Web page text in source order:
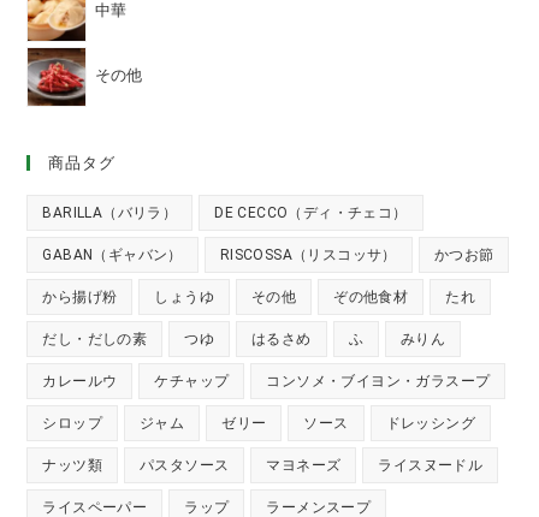
中華
その他
商品タグ
BARILLA（バリラ） DE CECCO（ディ・チェコ）
GABAN（ギャバン） RISCOSSA（リスコッサ） かつお節
から揚げ粉 しょうゆ その他 ぞの他食材 たれ
だし・だしの素 つゆ はるさめ ふ みりん
カレールウ ケチャップ コンソメ・ブイヨン・ガラスープ
シロップ ジャム ゼリー ソース ドレッシング
ナッツ類 パスタソース マヨネーズ ライスヌードル
ライスペーパー ラップ ラーメンスープ